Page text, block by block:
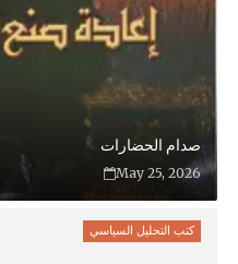
صدام الحضارات
May 25, 2026
كتب التحليل السياسي